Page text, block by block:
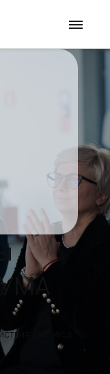
бизнеса,